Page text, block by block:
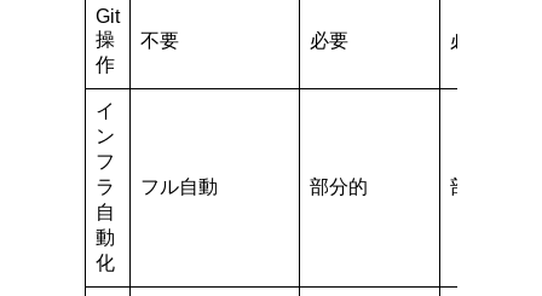
Git
操
作
不要 必要 必要
イ
ン
フ
ラ
自
動
化
フル自動 部分的 部分的